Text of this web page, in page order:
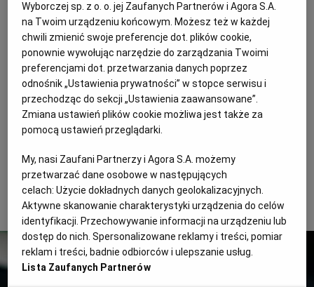
KRAKÓW
LUBLIN
ŁÓDŹ
OLSZTYN
OPOLE
PŁOCK
POZNAŃ
SPORT.PL
PUBLIO.PL
KULTURALNYSKLEP.PL
DZIECKO
ZDROWIE
POGODA
PODRÓŻE
Żarcie na Kółkach połączone z dwoma konkursami
kulinarnymi będzie największym zlotem food trucków
w Polsce. Na błoniach PGE Narodowego zaparkują
samochody serwujące jedzenie z różnych stron świata.
zapiekanek czy burgerów w wielu odsłonach, jak i
ramenu, udonu czy corn-dogów. Coś dla siebie znajdą
też weganie, wegetarianie i amatorzy słodkości.
Wyborczej sp. z o. o. jej Zaufanych Partnerów i Agora S.A.
na Twoim urządzeniu końcowym. Możesz też w każdej
chwili zmienić swoje preferencje dot. plików cookie,
ponownie wywołując narzędzie do zarządzania Twoimi
preferencjami dot. przetwarzania danych poprzez
odnośnik „Ustawienia prywatności” w stopce serwisu i
przechodząc do sekcji „Ustawienia zaawansowane”.
Zmiana ustawień plików cookie możliwa jest także za
pomocą ustawień przeglądarki.
My, nasi Zaufani Partnerzy i Agora S.A. możemy
przetwarzać dane osobowe w następujących
celach:Użycie dokładnych danych geolokalizacyjnych.
Aktywne skanowanie charakterystyki urządzenia do celów
identyfikacji. Przechowywanie informacji na urządzeniu lub
dostęp do nich. Spersonalizowane reklamy i treści, pomiar
reklam i treści, badnie odbiorców i ulepszanie usług.
Lista Zaufanych Partnerów